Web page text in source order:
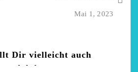
Mai 1, 2023
Dir vielleicht auch